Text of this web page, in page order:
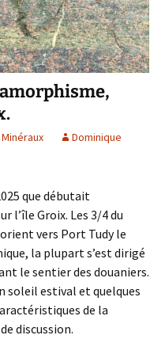
Minéraux
Dominique
que débutait
l’île Groix. Les 3/4 du
vers Port Tudy le
la plupart s’est dirigé
le sentier des douaniers.
soleil estival et quelques
de la
discussion.